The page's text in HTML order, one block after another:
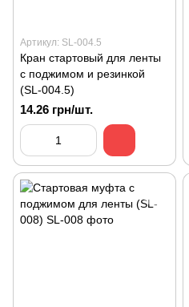
Артикул: SL-004.5
Кран стартовый для ленты
с поджимом и резинкой
(SL-004.5)
14.26 грн/шт.